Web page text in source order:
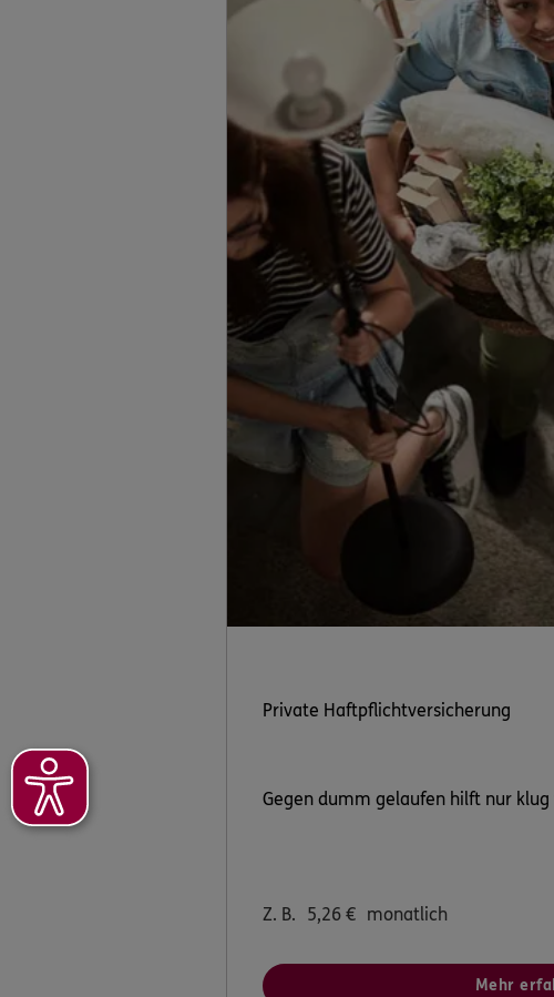
Private Haftpflichtversicherung
Gegen dumm gelaufen hilft nur klug
Z. B. 5,26 € monatlich
Mehr